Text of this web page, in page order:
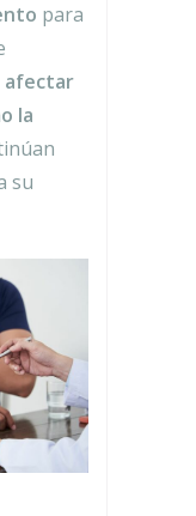
para
afectar
la
su